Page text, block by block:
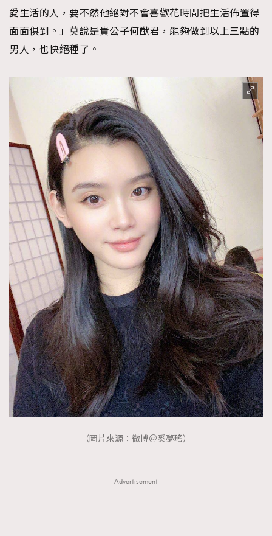
愛生活的人，要不然他絕對不會喜歡花時間把生活佈置得
面面俱到。」莫說是貴公子何猷君，能夠做到以上三點的
男人，也快絕種了。
（圖片來源：微博＠奚夢瑤）
Advertisement